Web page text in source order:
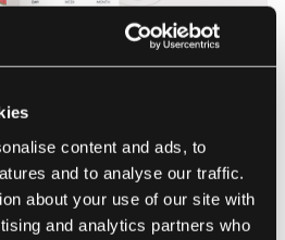
content and ads, to
and to analyse our traffic.
about your use of our site with
and analytics partners who